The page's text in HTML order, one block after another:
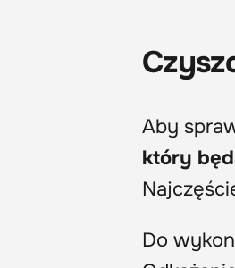
Aby
który
Do